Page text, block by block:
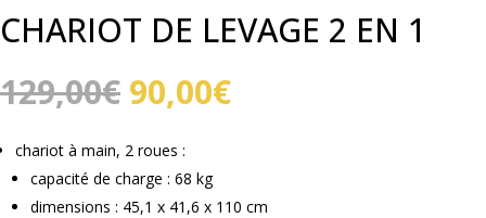
CHARIOT DE LEVAGE 2 EN 1
129,00€ Le
prix
initial
était :
129,00€.
90,00€Le
90,00€.
chariot à main, 2 roues :
capacité de charge : 68 kg
dimensions : 45,1 x 41,6 x 110 cm